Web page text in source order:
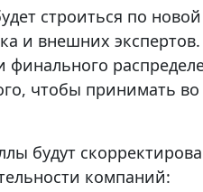
строиться по
и внешних
чтобы принимать
будут
компаний: